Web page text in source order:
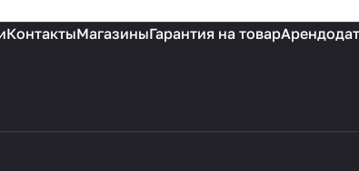
КонтактыМагазиныГарантия на товар